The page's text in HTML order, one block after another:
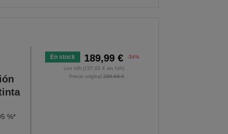
%*
En stock 189,99 € -34%
con IVA (157,02 € sin IVA)
Precio original288,68 €